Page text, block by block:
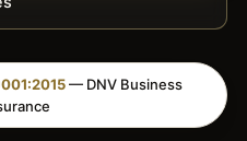
— DNV Business